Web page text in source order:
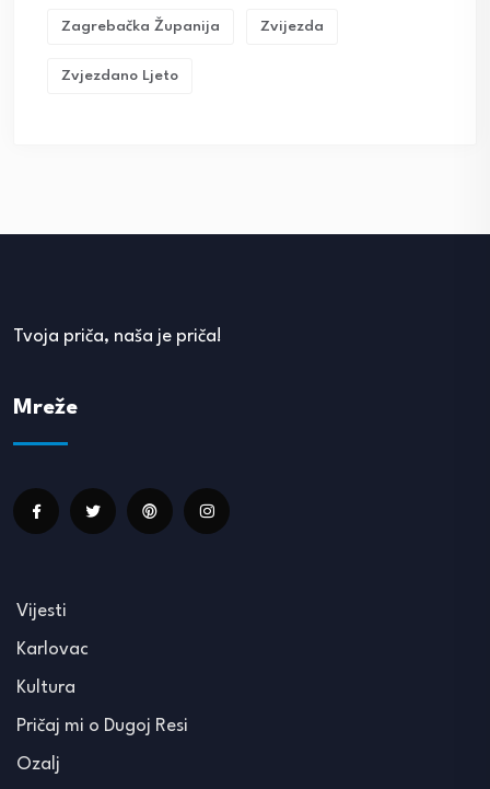
Zagrebačka Županija Zvijezda
Zvjezdano Ljeto
Tvoja priča, naša je priča!
Mreže
Vijesti
Karlovac
Kultura
Pričaj mi o Dugoj Resi
Ozalj